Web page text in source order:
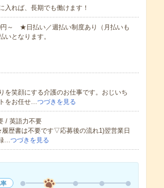
れば、長期でも働けます！
～ ★日払い／週払い制度あり（月払いも
となります。
を笑顔にする介護のお仕事です。おじいち
をお任せ…つづきを見る
/ 英語力不要
歴書は不要です▽応募後の流れ1)翌営業日
…つづきを見る